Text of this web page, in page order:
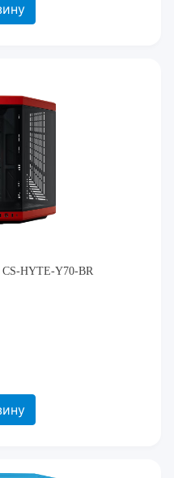
CS-HYTE-Y70-BR